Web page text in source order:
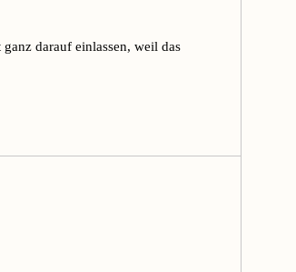
darauf einlassen, weil das